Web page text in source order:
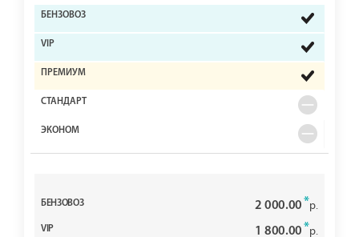
2 000.00*р.
1 800.00*р.